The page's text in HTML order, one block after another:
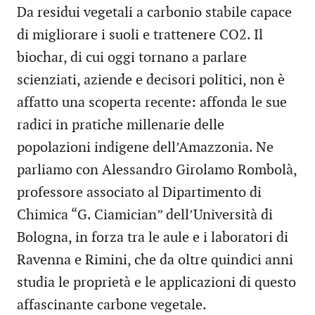
Da residui vegetali a carbonio stabile capace
di migliorare i suoli e trattenere CO2. Il
biochar, di cui oggi tornano a parlare
scienziati, aziende e decisori politici, non è
affatto una scoperta recente: affonda le sue
radici in pratiche millenarie delle
popolazioni indigene dell’Amazzonia. Ne
parliamo con Alessandro Girolamo Rombolà,
professore associato al Dipartimento di
Chimica “G. Ciamician” dell’Università di
Bologna, in forza tra le aule e i laboratori di
Ravenna e Rimini, che da oltre quindici anni
studia le proprietà e le applicazioni di questo
affascinante carbone vegetale.